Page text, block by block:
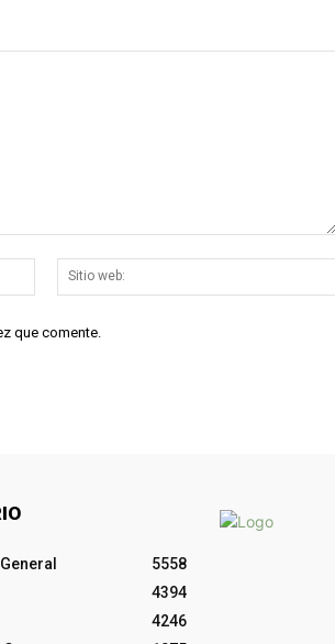
Correo
electrónico:*
que comente.
5558
4394
4246